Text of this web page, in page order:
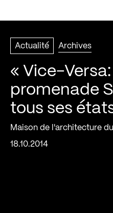
Actualité Archives
« Vice-
promenade
tous ses
Maison de l'architecture
18.10.2014